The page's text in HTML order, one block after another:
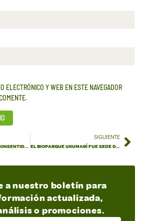
ELECTRÓNICO Y WEB EN ESTE NAVEGADOR
MILAGROS, LA JAGUAR «CONSENTIDA DEL BIO», LISTA PARA CONQUISTAR SU HÁBITAT NATURAL EN UKUMARÍ
SIGUIENTE
EL BIOPARQUE UKUMARÍ FUE SEDE DEL FORO «LA CONSERVACIÓN DEJA HUELLA»
a nuestro boletín para
actualizada,
o promociones.